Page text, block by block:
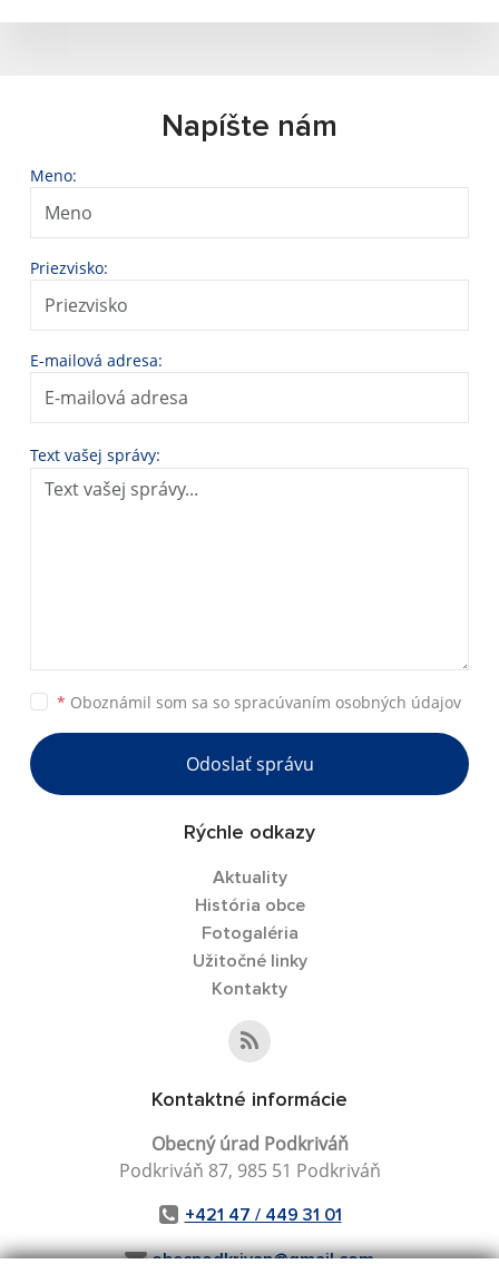
Napíšte nám
Meno:
Priezvisko:
E-mailová adresa:
Text vašej správy:
* Oboznámil som sa so spracúvaním osobných údajov
Odoslať správu
Rýchle odkazy
Aktuality
História obce
Fotogaléria
Užitočné linky
Kontakty
Kontaktné informácie
Obecný úrad Podkriváň
Podkriváň 87, 985 51 Podkriváň
+421 47 / 449 31 01
obecpodkrivan@gmail.com